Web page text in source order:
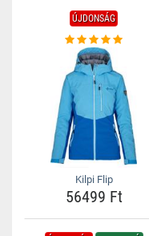
ÚJDONSÁG
Kilpi Flip
56499 Ft